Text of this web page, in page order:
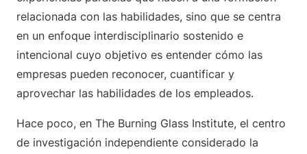
relacionada con las habilidades, sino que se centra
en un enfoque interdisciplinario sostenido e
intencional cuyo objetivo es entender cómo las
empresas pueden reconocer, cuantificar y
aprovechar las habilidades de los empleados.
Hace poco, en The Burning Glass Institute, el centro
de investigación independiente considerado la